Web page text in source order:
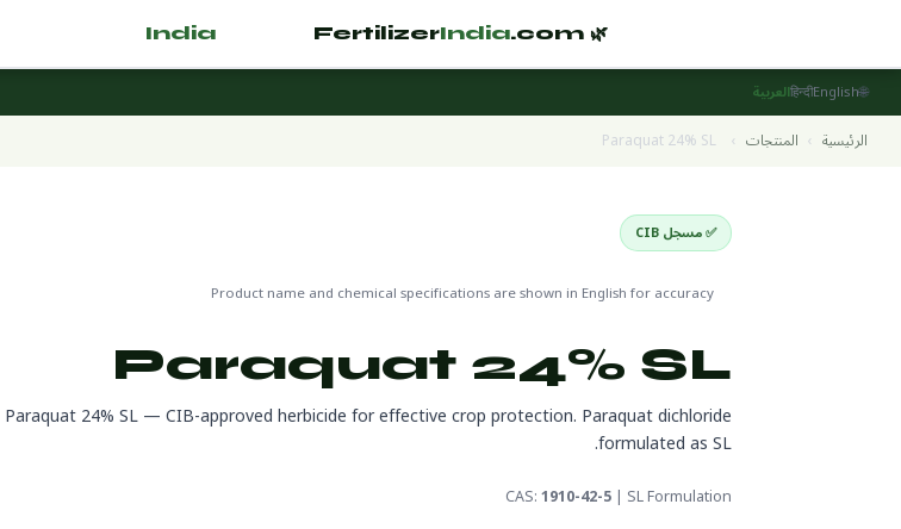
🌿 Fertilizer
India.com
India.com
🌐
English
हिन्दीالعربية
الرئيسية › المنتجات ›
Paraquat 24% SL
✅ مسجل CIB
Product name and chemical specifications are shown in English for accuracy
Paraquat 24% SL
Paraquat 24% SL — CIB-approved herbicide for effective crop protection. Paraquat dichloride
formulated as SL.
CAS:1910-42-5 | SL Formulation